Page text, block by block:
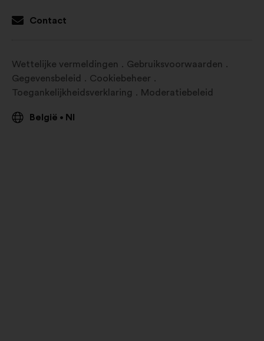
in
tabblad
Contact
Wettelijke vermeldingen
Gebruiksvoorwaarden
Gegevensbeleid
Cookiebeheer
Toegankelijkheidsverklaring
Moderatiebeleid
België • Nl